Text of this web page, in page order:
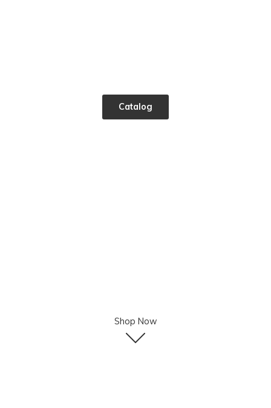
Catalog
Shop Now